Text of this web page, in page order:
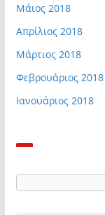
Μάιος 2018
Απρίλιος 2018
Μάρτιος 2018
Φεβρουάριος 2018
Ιανουάριος 2018